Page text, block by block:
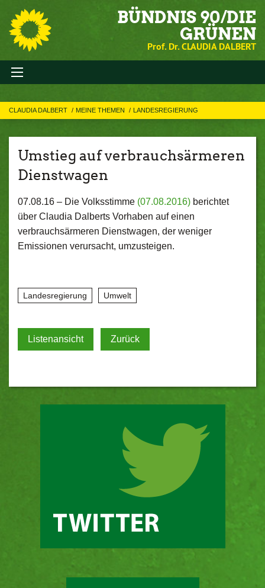
BÜNDNIS 90/DIE
GRÜNEN
Prof. Dr. CLAUDIA DALBERT
CLAUDIA DALBERT MEINE THEMEN LANDESREGIERUNG
Umstieg auf verbrauchsärmeren
Dienstwagen
07.08.16 – Die Volksstimme (07.08.2016) berichtet
über Claudia Dalberts Vorhaben auf einen
verbrauchsärmeren Dienstwagen, der weniger
Emissionen verursacht, umzusteigen.
Landesregierung Umwelt
Listenansicht Zurück